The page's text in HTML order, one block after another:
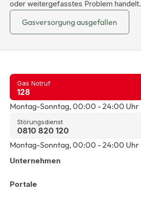
oder weitergefasstes Problem handelt.
Gasversorgung ausgefallen
Gas Notruf
128
Montag-Sonntag, 00:00 - 24:00 Uhr
Störungsdienst
0810 820 120
Montag-Sonntag, 00:00 - 24:00 Uhr
Unternehmen
Zur Übersicht
Portale